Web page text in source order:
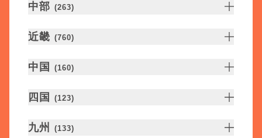
中部 (263)
近畿 (760)
中国 (160)
四国 (123)
九州 (133)